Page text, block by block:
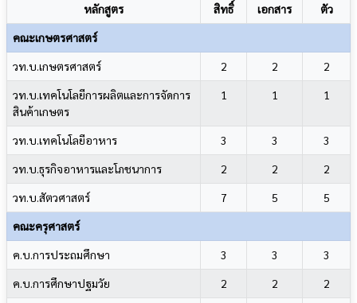
หลักสูตร
สิทธิ์
เอกสาร
ตัว
คณะเกษตรศาสตร์
วท.บ.เกษตรศาสตร์
2 2
2
วท.บ.เทคโนโลยีการผลิตและการจัดการ
สินค้าเกษตร
1 1 1
วท.บ.เทคโนโลยีอาหาร 3 3
3
วท.บ.ธุรกิจอาหารและโภชนาการ
2 2
2
วท.บ.สัตวศาสตร์
7 5
5
คณะครุศาสตร์
ค.บ.การประถมศึกษา
3 3
3
ค.บ.การศึกษาปฐมวัย
2 2
2